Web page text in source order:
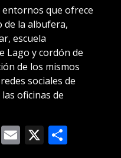
que ofrece
de la albufera,
escuela
Lago y cordón de
de los mismos
sociales de
oficinas de
Google
Email
X